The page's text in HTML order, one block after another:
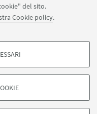
del sito.
Cookie policy.
sul sito, per analisi
- Università di
- PI: 01131710376 - CF:
sito e accessibilità